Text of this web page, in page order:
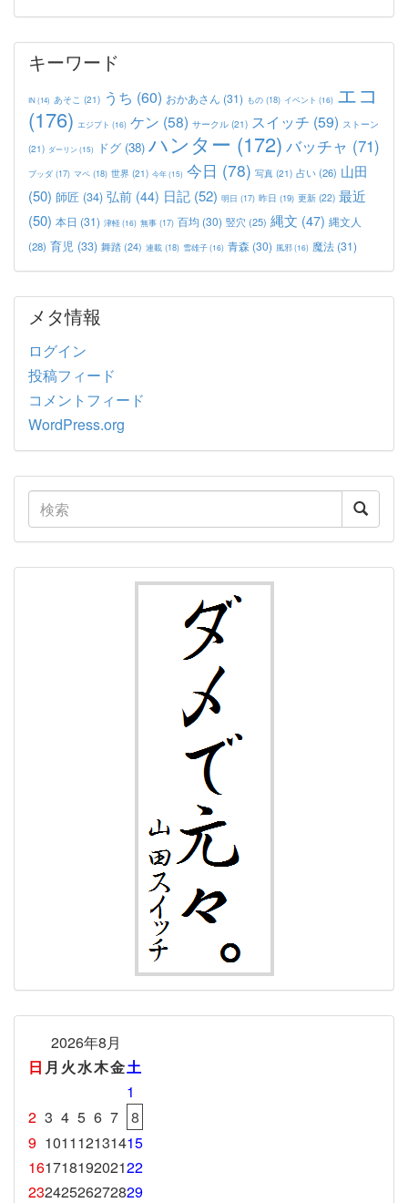
キーワード
IN(14) あそこ (21) うち (60) おかあさん (31) もの (18) イベント (16) エコ
(176) エジプト (16) ケン (58) サークル (21) スイッチ (59) ストーン
(21) ダーリン(15) ドグ (38) ハンター (172) バッチャ (71)
ブッダ (17) マペ (18) 世界 (21) 今年(15) 今日 (78) 写真 (21) 占い(26) 山田
(50) 師匠 (34) 弘前 (44) 日記 (52) 明日 (17) 昨日 (19) 更新 (22) 最近
(50) 本日 (31) 津軽(16) 無事 (17) 百均 (30) 竪穴 (25) 縄文 (47) 縄文人
(28) 育児 (33) 舞踏 (24) 連載 (18) 雪雄子(16) 青森 (30) 風邪(16) 魔法 (31)
メタ情報
ログイン
投稿フィード
コメントフィード
WordPress.org
2026年8月
日 月 火水木金土
1
2 3 4 5 6 7
8
9 101112131415
16171819202122
23242526272829